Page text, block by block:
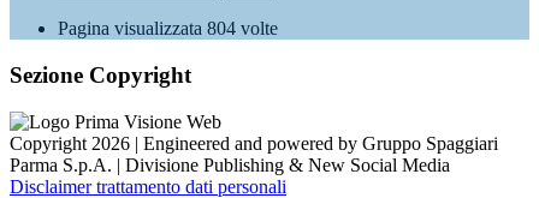
Pagina visualizzata 804 volte
Sezione Copyright
Copyright 2026 | Engineered and powered by Gruppo Spaggiari
Parma S.p.A. | Divisione Publishing & New Social Media
Disclaimer trattamento dati personali